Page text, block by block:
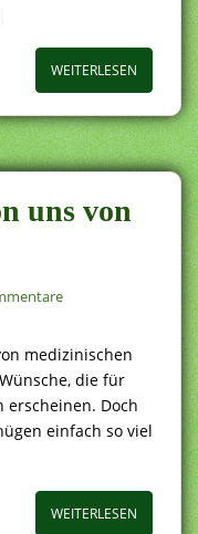
WEITERLESEN
uns von
medizinischen
die für
Doch
einfach so viel
WEITERLESEN